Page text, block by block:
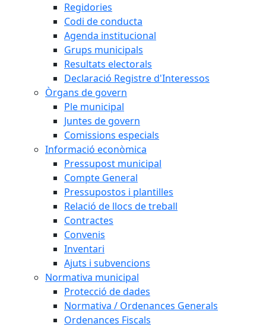
Regidories
Codi de conducta
Agenda institucional
Grups municipals
Resultats electorals
Declaració Registre d'Interessos
Òrgans de govern
Ple municipal
Juntes de govern
Comissions especials
Informació econòmica
Pressupost municipal
Compte General
Pressupostos i plantilles
Relació de llocs de treball
Contractes
Convenis
Inventari
Ajuts i subvencions
Normativa municipal
Protecció de dades
Normativa / Ordenances Generals
Ordenances Fiscals